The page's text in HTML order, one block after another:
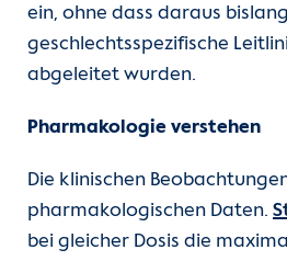
ein, ohne dass daraus
geschlechtsspezifische
abgeleitet wurden.
Pharmakologie verstehen
Die klinischen
pharmakologischen Daten.
bei gleicher Dosis die